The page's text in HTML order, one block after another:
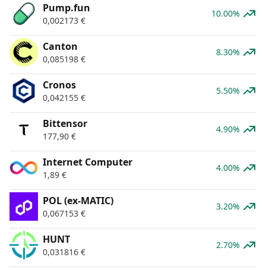
Pump.fun
0,002173 €
10.00%
Canton
0,085198 €
8.30%
Cronos
0,042155 €
5.50%
Bittensor
177,90 €
4.90%
Internet Computer
1,89 €
4.00%
POL (ex-MATIC)
0,067153 €
3.20%
HUNT
0,031816 €
2.70%